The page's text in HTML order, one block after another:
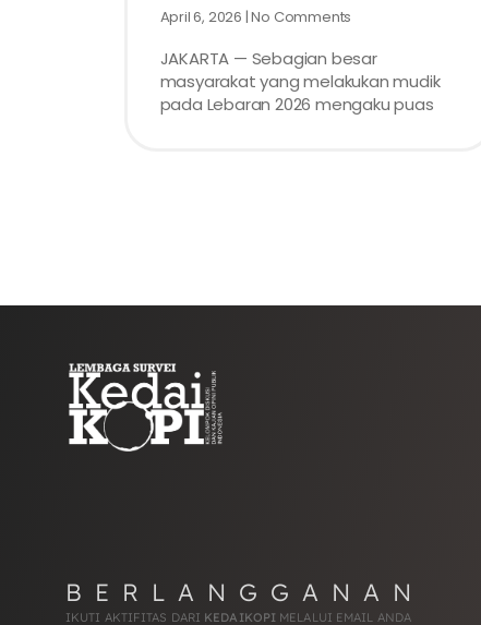
April 6, 2026 No Comments
JAKARTA — Sebagian besar
masyarakat yang melakukan mudik
pada Lebaran 2026 mengaku puas
BERLANGGANAN
IKUTI AKTIFITAS DARI KEDAIKOPI MELALUI EMAIL ANDA